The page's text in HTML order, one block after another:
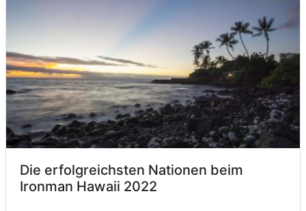
Die erfolgreichsten Nationen beim
Ironman Hawaii 2022